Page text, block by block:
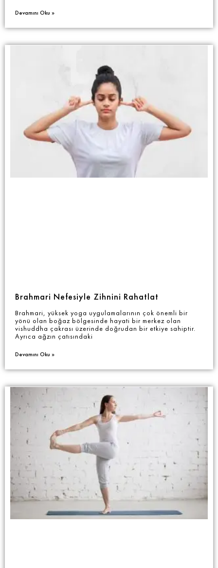
Devamını Oku »
Brahmari Nefesiyle Zihnini Rahatlat
Brahmari, yüksek yoga uygulamalarının çok önemli bir
yönü olan boğaz bölgesinde hayati bir merkez olan
vishuddha çakrası üzerinde doğrudan bir etkiye sahiptir.
Ayrıca ağzın çatısındaki
Devamını Oku »